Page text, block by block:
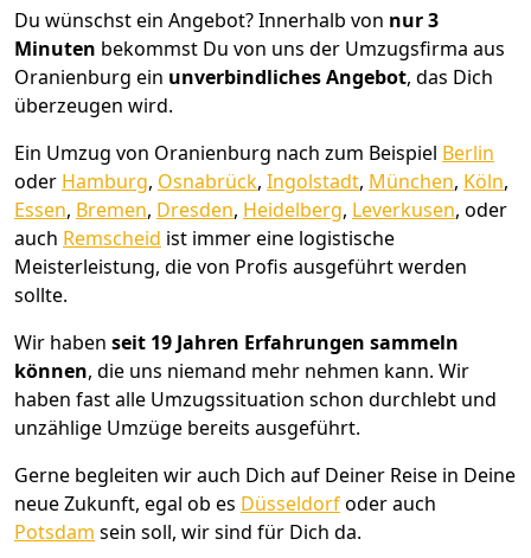
Du wünschst ein Angebot? Innerhalb von nur 3
Minuten bekommst Du von uns der Umzugsfirma aus
Oranienburg ein unverbindliches Angebot, das Dich
überzeugen wird.
Ein Umzug von Oranienburg nach zum Beispiel Berlin
oder Hamburg, Osnabrück, Ingolstadt, München, Köln,
Essen, Bremen, Dresden, Heidelberg, Leverkusen, oder
auch Remscheid ist immer eine logistische
Meisterleistung, die von Profis ausgeführt werden
sollte.
Wir haben seit 19 Jahren Erfahrungen sammeln
können, die uns niemand mehr nehmen kann. Wir
haben fast alle Umzugssituation schon durchlebt und
unzählige Umzüge bereits ausgeführt.
Gerne begleiten wir auch Dich auf Deiner Reise in Deine
neue Zukunft, egal ob es Düsseldorfoder auch
Potsdam sein soll, wir sind für Dich da.